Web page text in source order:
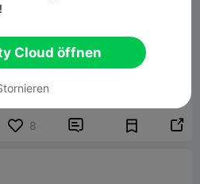
100 (1:35)
3D-Modell
8  
Cloud öffnen